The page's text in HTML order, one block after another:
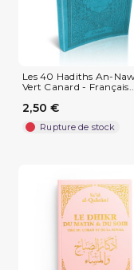
Les 40 Hadiths An-
Vert Canard -
2,50 €
Rupture de stock